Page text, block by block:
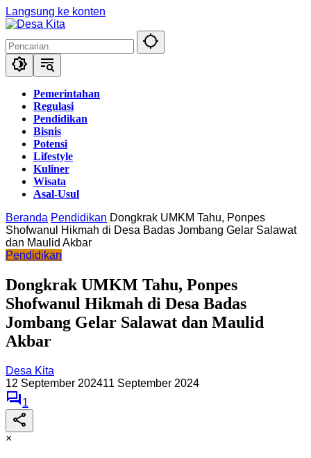
Langsung ke konten
Pemerintahan
Regulasi
Pendidikan
Bisnis
Potensi
Lifestyle
Kuliner
Wisata
Asal-Usul
Beranda Pendidikan Dongkrak UMKM Tahu, Ponpes
Shofwanul Hikmah di Desa Badas Jombang Gelar Salawat
dan Maulid Akbar
Pendidikan
Dongkrak UMKM Tahu, Ponpes
Shofwanul Hikmah di Desa Badas
Jombang Gelar Salawat dan Maulid
Akbar
Desa Kita
12 September 202411 September 2024
1
×